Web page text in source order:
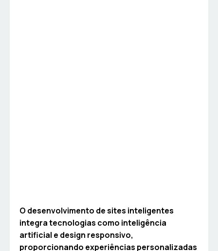
O desenvolvimento de sites inteligentes
integra tecnologias como inteligência
artificial e design responsivo,
proporcionando experiências personalizadas